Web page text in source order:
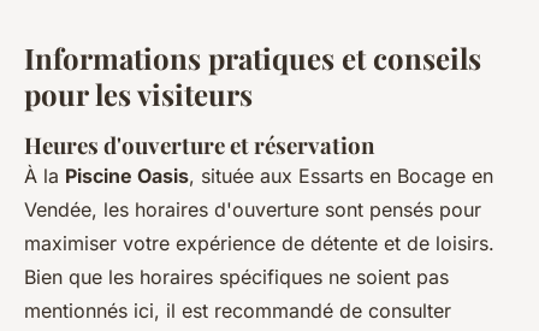
Informations pratiques et conseils
pour les visiteurs
Heures d'ouverture et réservation
À la Piscine Oasis, située aux Essarts en Bocage en
Vendée, les horaires d'ouverture sont pensés pour
maximiser votre expérience de détente et de loisirs.
Bien que les horaires spécifiques ne soient pas
mentionnés ici, il est recommandé de consulter